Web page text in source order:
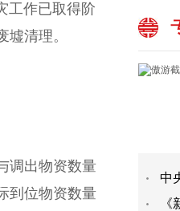
工作已取得阶
清理。
调出物资数量
到位物资数量
中